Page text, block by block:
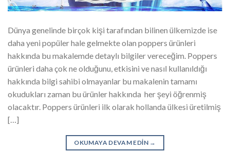
Dünya genelinde birçok kişi tarafından bilinen ülkemizde ise
daha yeni popüler hale gelmekte olan poppers ürünleri
hakkında bu makalemde detaylı bilgiler vereceğim. Poppers
ürünleri daha çok ne olduğunu, etkisini ve nasıl kullanıldığı
hakkında bilgi sahibi olmayanlar bu makalenin tamamı
okudukları zaman bu ürünler hakkında her şeyi öğrenmiş
olacaktır. Poppers ürünleri ilk olarak hollanda ülkesi üretilmiş
[…]
OKUMAYA DEVAM EDIN →